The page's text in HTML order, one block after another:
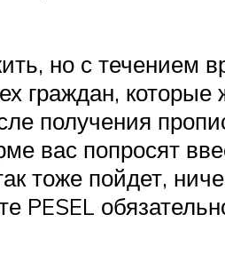
но с течением
граждан, которые
получения
вас попросят
тоже пойдет,
PESEL